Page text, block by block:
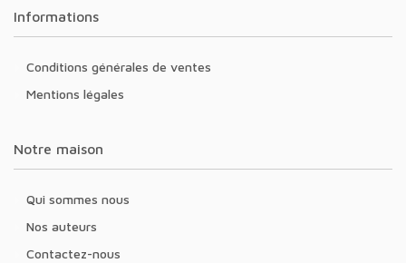
Informations
Conditions générales de ventes
Mentions légales
Notre maison
Qui sommes nous
Nos auteurs
Contactez-nous